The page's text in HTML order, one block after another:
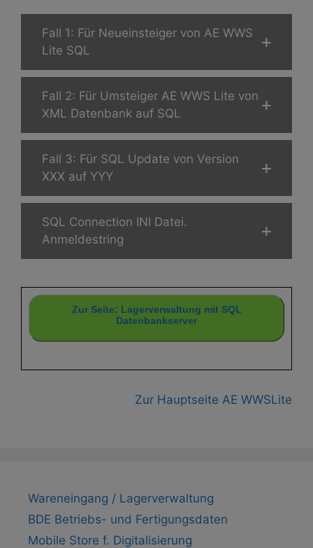
Fall 1: Für Neueinsteiger von AE WWS
Lite SQL
Fall 2: Für Umsteiger AE WWS Lite von
XML Datenbank auf SQL
Fall 3: Für SQL Update von Version
XXX auf YYY
SQL Connection INI Datei.
Anmeldestring
Zur Seite: Lagerverwaltung mit SQL
Datenbankserver
Zur Hauptseite AE WWSLite
Wareneingang / Lagerverwaltung
BDE Betriebs- und Fertigungsdaten
Mobile Store f. Digitalisierung